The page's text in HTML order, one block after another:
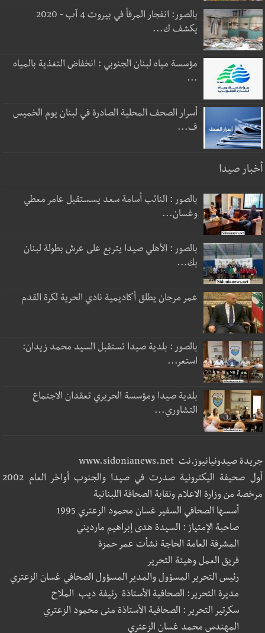
بالصور: انفجار المرفأ في بيروت 4 آب - 2020
يكشف ك...
مؤسسة مياه لبنان الجنوبي : انخفاض التغذية بالمياه
...
أسرار الصحف المحلية الصادرة في لبنان يوم الخميس
ف...
أخبار صيدا
بالصور : النائب أسامة سعد يسستقبل عامر معطي
وغسان...
بالصور : الأهلي صيدا يتربع على عرش بطولة لبنان
بك...
عمر مرجان يطلق أكاديمية نادي الحرية لكرة القدم
بالصور : بلدية صيدا تستقبل السيد محمد زيدان:
استعر...
بلدية صيدا ومؤسسة الحريري تعقدان الاجتماع
التشاوري...
جريدة صيدونيانيوز.نت www.sidonianews.net
أول صحيفة اليكترونية صدرت في صيدا والجنوب أواخر العام 2002
مرخصة من وزارة الاعلام ونقابة الصحافة اللبنانية
أسسها الصحافي السفير غسان محمود الزعتري 1995
صاحبة الإمتياز : السيدة هدى إبراهيم مارديني
المشرفة العامة الحاجة نشأت عمر حمزة
فريق العمل وهيئة التحرير
رئيس التحرير المسؤول والمدير المسؤول الصحافي غسان الزعتري
مديرة التحرير: الصحافية الأستاذة رئيفة ديب الملاح
سكرتير التحرير : الصحافية الأستاذة منى محمود الزعتري
المهندس محمد غسان الزعتري